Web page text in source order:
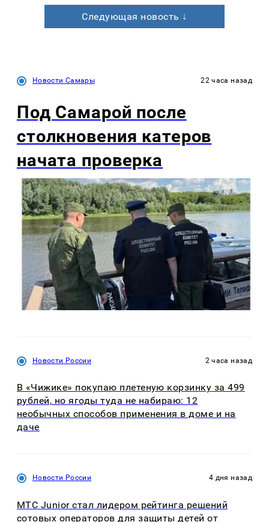
Следующая новость ↓
Новости Самары 22 часа назад
Под Самарой после
столкновения катеров
начата проверка
Новости России 2 часа назад
В «Чижике» покупаю плетеную корзинку за 499
рублей, но ягоды туда не набираю: 12
необычных способов применения в доме и на
даче
Новости России 4 дня назад
МТС Junior стал лидером рейтинга решений
сотовых операторов для защиты детей от